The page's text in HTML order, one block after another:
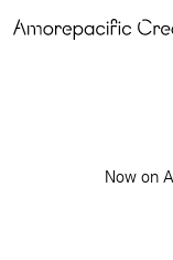
Now on